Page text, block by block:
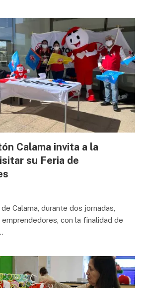
Calama invita a la
su Feria de
Calama, durante dos jornadas,
con la finalidad de